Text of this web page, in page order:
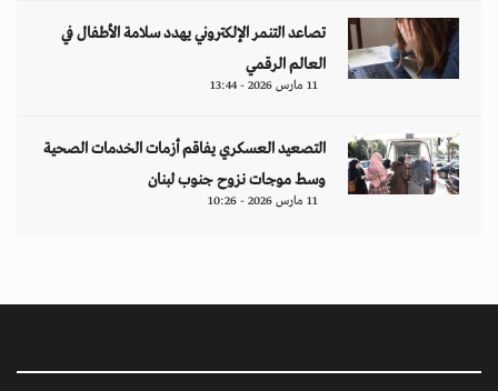
تصاعد التنمر الإلكتروني يهدد سلامة الأطفال في
العالم الرقمي
11 مارس 2026 - 13:44
التصعيد العسكري يفاقم أزمات الخدمات الصحية
وسط موجات نزوح جنوب لبنان
11 مارس 2026 - 10:26